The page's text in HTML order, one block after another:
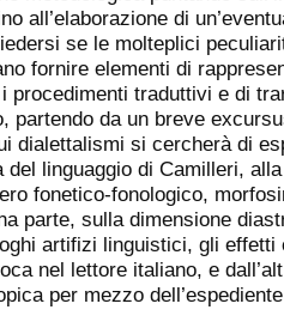
all’elaborazione di
se le molteplici
fornire elementi di
procedimenti traduttivi e di
partendo da un breve
dialettalismi si cercherà di
del linguaggio di Camilleri,
fonetico-fonologico,
parte, sulla dimensione
artifizi linguistici, gli
nel lettore italiano, e
per mezzo